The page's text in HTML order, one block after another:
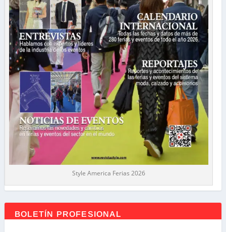
Style America Ferias 2026
BOLETÍN PROFESIONAL